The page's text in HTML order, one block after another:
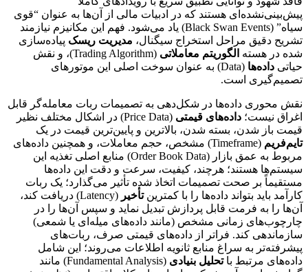
پیش‌بینی‌نشده‌ای هستند که در ادبیات مالی از آن‌ها به عنوان “قوی
سیاه” (Black Swan Events) یاد می‌شود. فهم این مکانیزم نیازمند
تشریح دقیق مراحل استخراج سیگنال، مدیریت ریسک پیاده‌سازی
شده در هسته الگوریتم معاملاتی
(Trading Algorithm)، و نقش
حیاتی داده‌ها
(Data) به عنوان سوخت اصلی این موتورهای
تصمیم‌گیری است.
نقش محوری داده‌ها در شکل‌دهی به تصمیمات ربات معامله‌گر قابل
اغراق نیست؛ داده‌های قیمتی
(Price Data) در اشکال مختلف نظیر
قیمت باز شدن، بسته شدن، بالاترین و پایین‌ترین قیمت در یک
تایم‌فریم
(Timeframe) مشخص، حجم معاملات، و همچنین داده‌های
مربوط به عمق بازار (Order Book Data) منابع اصلی تغذیه این
سیستم‌ها هستند؛ هرچند، کیفیت، سرعت و دقت این داده‌ها
مستقیماً بر صحت تصمیمات اتخاذ شده تأثیر می‌گذارد؛ یک ربات
کارآمد باید بتواند داده‌ها را با کمترینتأخیر
(Latency) دریافت کند،
آن‌ها را به فرمت قابل پردازش تبدیل نماید و سپس آن‌ها را در
چارچوب‌های زمانی مشخص (مانند داده‌های میله‌ای یا شمعی)
سازماندهی کند. فراتر از داده‌های قیمتی صرف، ربات‌های
پیشرفته‌تر به سراغ منابع ثانویه اطلاعات می‌روند؛ این شامل
داده‌های مرتبط باتحلیل بنیادی
(Fundamental Analysis) مانند